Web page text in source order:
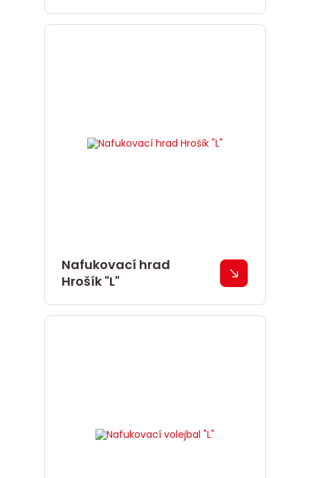
Nafukovací hrad
Hrošík "L"